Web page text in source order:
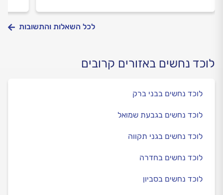
לכל השאלות והתשובות
לוכד נחשים באזורים קרובים
לוכד נחשים בבני ברק
לוכד נחשים בגבעת שמואל
לוכד נחשים בגני תקווה
לוכד נחשים בחדרה
לוכד נחשים בסביון